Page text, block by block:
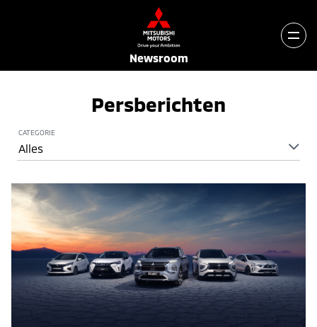
Newsroom
Persberichten
CATEGORIE